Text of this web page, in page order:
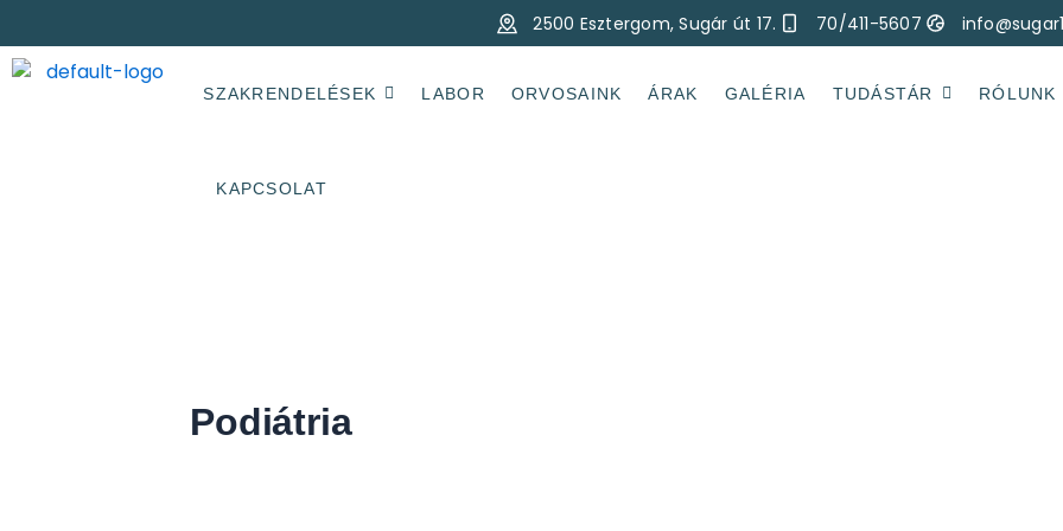
to
content
2500 Esztergom, Sugár út 17. 70/411-5607
SZAKRENDELÉSEK LABOR ORVOSAINK ÁRAK GALÉRIA TUDÁSTÁR RÓLUNK
KAPCSOLAT
Podiátria